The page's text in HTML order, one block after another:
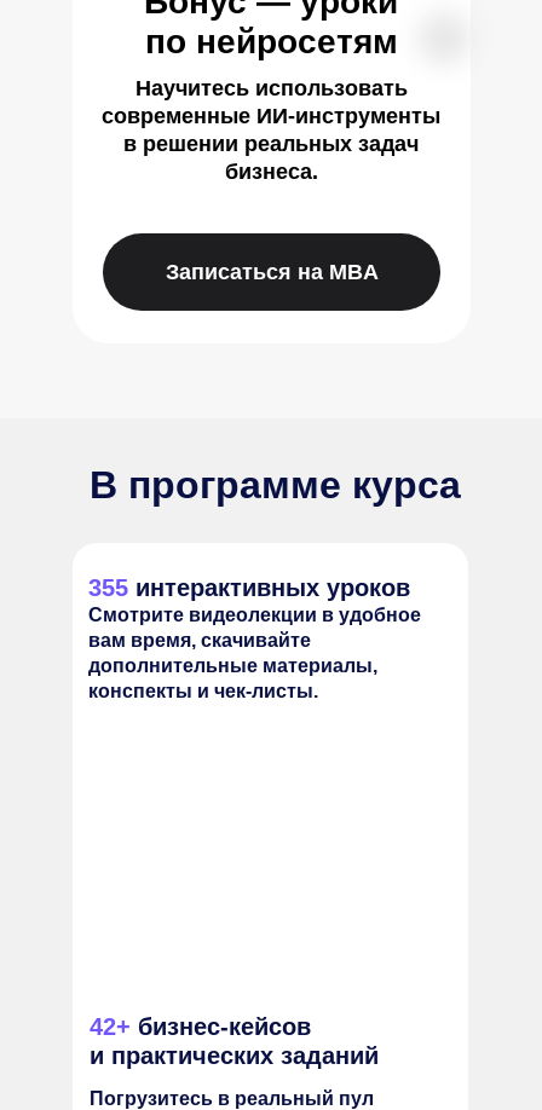
Научитесь использовать
современные ИИ-инструменты
в решении реальных задач
бизнеса.
по нейросетям
Записаться на MBA
355 интерактивных уроков
Смотрите видеолекции в удобное
вам время, скачивайте
дополнительные материалы,
конспекты и чек-листы.
42+ бизнес-кейсов
и практических заданий
Погрузитесь в реальный пул
В программе курса